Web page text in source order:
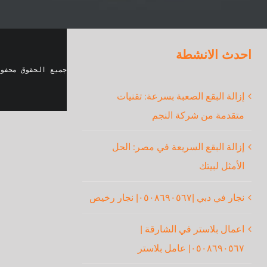
احدث الانشطة
إزالة البقع الصعبة بسرعة: تقنيات
متقدمة من شركة النجم
إزالة البقع السريعة في مصر: الحل
الأمثل لبيتك
نجار في دبي |٠٥٠٨٦٩٠٥٦٧| نجار رخيص
اعمال بلاستر في الشارقة |
٠٥٠٨٦٩٠٥٦٧| عامل بلاستر
جميع الحقوق